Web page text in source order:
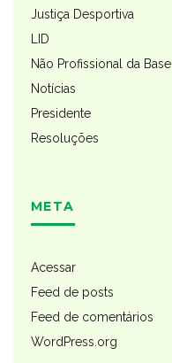
Justiça Desportiva
LID
Não Profissional da Base
Notícias
Presidente
Resoluções
META
Acessar
Feed de posts
Feed de comentários
WordPress.org